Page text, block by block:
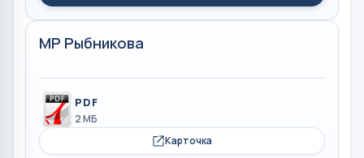
МР Рыбникова
PDF
2 МБ
Карточка